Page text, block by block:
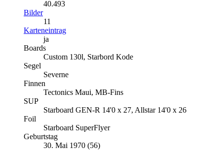
40.493
Bilder
11
Karteneintrag
ja
Boards
Custom 130l, Starbord Kode
Segel
Severne
Finnen
Tectonics Maui, MB-Fins
SUP
Starboard GEN-R 14'0 x 27, Allstar 14'0 x 26
Foil
Starboard SuperFlyer
Geburtstag
30. Mai 1970 (56)